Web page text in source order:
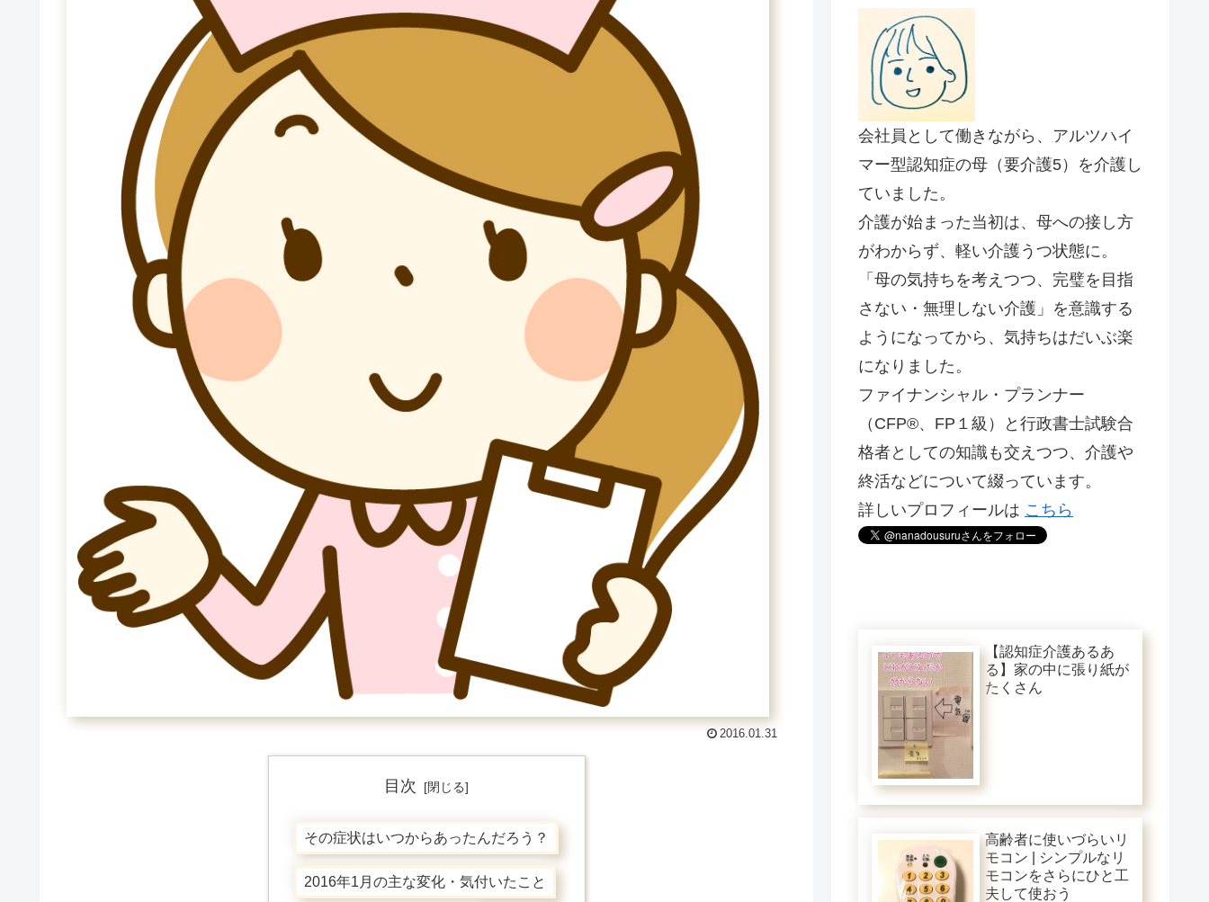
2016.01.31
目次
その症状はいつからあったんだろう？
2016年1月の主な変化・気付いたこと
会社員として働きながら、アルツハイ
マー型認知症の母（要介護5）を介護し
ていました。
介護が始まった当初は、母への接し方
がわからず、軽い介護うつ状態に。
「母の気持ちを考えつつ、完璧を目指
さない・無理しない介護」を意識する
ようになってから、気持ちはだいぶ楽
になりました。
ファイナンシャル・プランナー
（CFP®️、FP１級）と行政書士試験合
格者としての知識も交えつつ、介護や
終活などについて綴っています。
詳しいプロフィールは こちら
【認知症介護あるあ
る】家の中に張り紙が
たくさん
高齢者に使いづらいリ
モコン | シンプルなリ
モコンをさらにひと工
夫して使おう